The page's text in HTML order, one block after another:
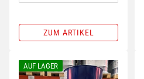
ZUM ARTIKEL
AUF LAGER